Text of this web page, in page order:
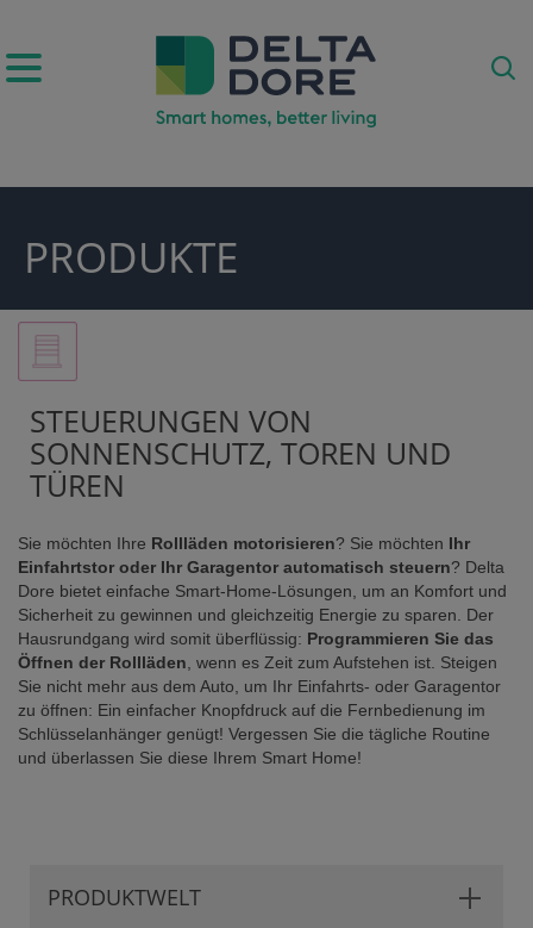
PRODUKTE
STEUERUNGEN VON
SONNENSCHUTZ, TOREN UND
TÜREN
Sie möchten Ihre Rollläden motorisieren? Sie möchten Ihr
Einfahrtstor oder Ihr Garagentor automatisch steuern? Delta
Dore bietet einfache Smart-Home-Lösungen, um an Komfort und
Sicherheit zu gewinnen und gleichzeitig Energie zu sparen. Der
Hausrundgang wird somit überflüssig: Programmieren Sie das
Öffnen der Rollläden , wenn es Zeit zum Aufstehen ist. Steigen
Sie nicht mehr aus dem Auto, um Ihr Einfahrts- oder Garagentor
zu öffnen: Ein einfacher Knopfdruck auf die Fernbedienung im
Schlüsselanhänger genügt! Vergessen Sie die tägliche Routine
und überlassen Sie diese Ihrem Smart Home!
PRODUKTWELT